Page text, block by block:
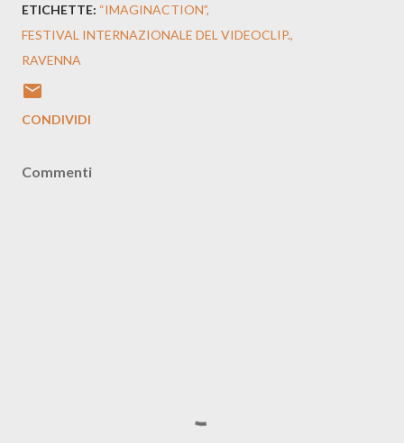
ETICHETTE: “IMAGINACTION”
FESTIVAL INTERNAZIONALE DEL VIDEOCLIP.
RAVENNA
CONDIVIDI
Commenti